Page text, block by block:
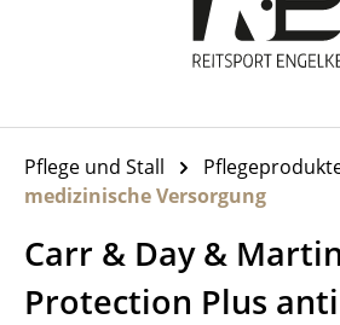
Pflege und Stall
medizinische Versorgung
Carr & Day & Martin
Protection Plus